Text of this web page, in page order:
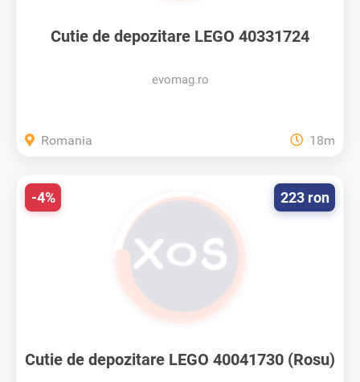
Cutie de depozitare LEGO 40331724
evomag.ro
Romania 18m
Cutie de depozitare LEGO 40041730 (Rosu)
223 ron
-4%